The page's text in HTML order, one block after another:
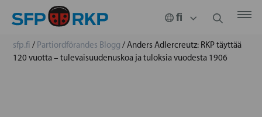
sfp.fi / Partiordförandes Blogg /Anders Adlercreutz: RKP täyttää
120 vuotta – tulevaisuudenuskoa ja tuloksia vuodesta 1906